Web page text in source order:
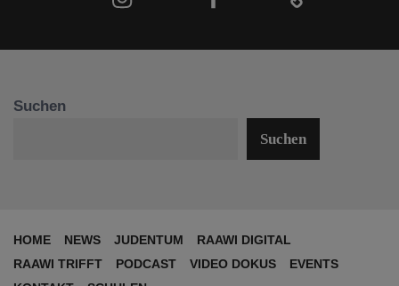
Suchen
Suchen
HOME NEWS JUDENTUM
RAAWI DIGITAL
RAAWI TRIFFT
PODCAST VIDEO DOKUS
EVENTS